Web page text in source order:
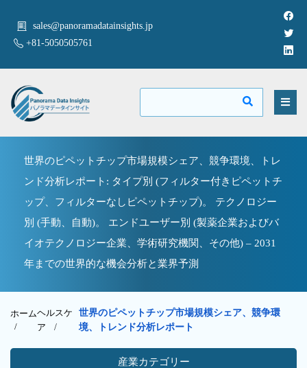
sales@panoramadatainsights.jp
+81-5050505761
世界のピペットチップ市場規模シェア、競争環境、トレ
ンド分析レポート: タイプ別 (フィルター付きピペットチ
ップ、フィルターなしピペットチップ)。 テクノロジー
別 (手動、自動)。 エンドユーザー別 (製薬企業およびバ
イオテクノロジー企業、学術研究機関、その他) – 2031
年までの世界的な機会分析と業界予測
ホーム
/
ヘルスケ
ア /
世界のピペットチップ市場規模シェア、競争環
境、トレンド分析レポート
産業カテゴリー